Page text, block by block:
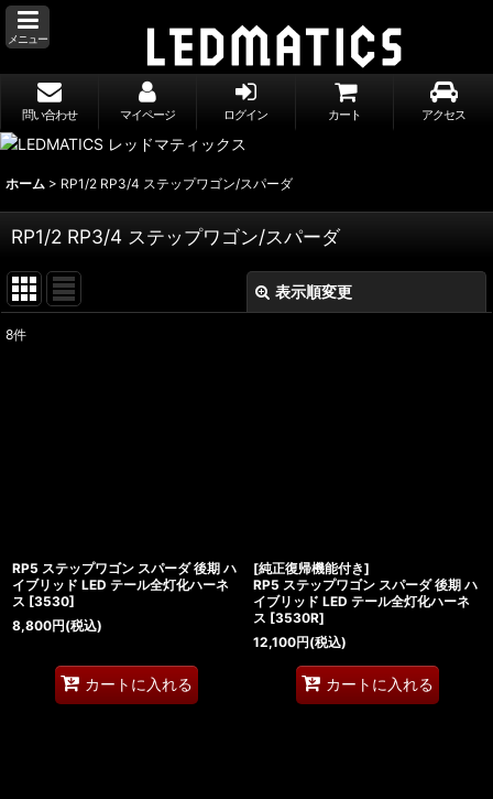
メニュー
問い合わせ マイページ ログイン カート アクセス
ホーム > RP1/2 RP3/4 ステップワゴン/スパーダ
RP1/2 RP3/4 ステップワゴン/スパーダ
表示順変更
8件
RP5 ステップワゴン スパーダ 後期 ハ
イブリッド LED テール全灯化ハーネ
ス [3530]
8,800円(税込)
カートに入れる
[純正復帰機能付き]
RP5 ステップワゴン スパーダ 後期 ハ
イブリッド LED テール全灯化ハーネ
ス [3530R]
12,100円(税込)
カートに入れる